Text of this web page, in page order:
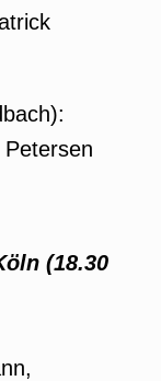
(18.30